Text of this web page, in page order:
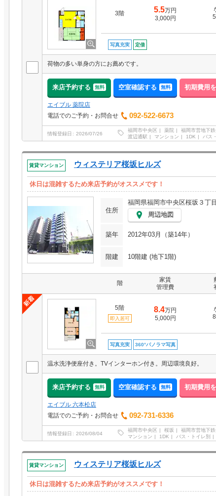
3階 5.5万円
3,000円
写真充実 定借
荷物の多い単身の方にお薦めです。
来店予約する 無料 空室確認する 無料 初期費用
エイブル 薬院店
電話でのご予約・お問合せ
092-522-6673
情報登録日 2026/07/26
福岡市中央区 薬院 福岡市営地下
渡辺通駅
マンション 1DK バス
賃貸マンション ウィステリア桜坂ヒルズ
休日は混雑するため来店予約がオススメです！
住所
福岡県福岡市中央区桜坂３丁目
周辺地図
築年 2012年03月（築14年）
階建 10階建 (地下1階)
階
家賃
管理費
5階
即入居可
8.4万円
5,000円
写真充実 360°パノラマ写真
温水洗浄便座付き。TVインターホン付き。周辺環境良好。
来店予約する 無料 空室確認する 無料 初期費用
エイブル 六本松店
電話でのご予約・お問合せ
092-731-6336
情報登録日 2026/08/04
福岡市中央区 桜坂 福岡市営地下
マンション
1DK バス・トイレ別
賃貸マンション ウィステリア桜坂ヒルズ
休日は混雑するため来店予約がオススメです！